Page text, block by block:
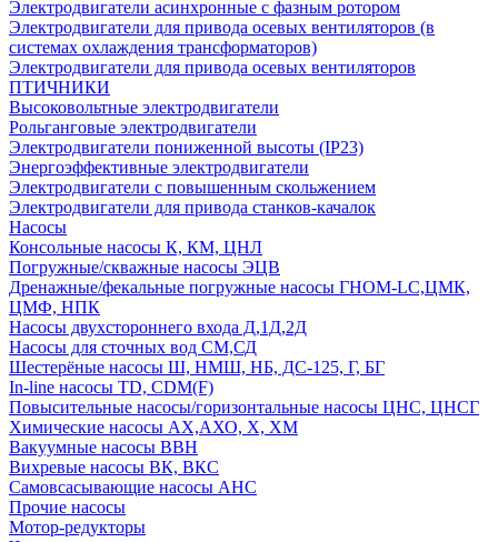
Электродвигатели асинхронные с фазным ротором
Электродвигатели для привода осевых вентиляторов (в
системах охлаждения трансформаторов)
Электродвигатели для привода осевых вентиляторов
ПТИЧНИКИ
Высоковольтные электродвигатели
Рольганговые электродвигатели
Электродвигатели пониженной высоты (IP23)
Энергоэффективные электродвигатели
Электродвигатели с повышенным скольжением
Электродвигатели для привода станков-качалок
Насосы
Консольные насосы К, КМ, ЦНЛ
Погружные/скважные насосы ЭЦВ
Дренажные/фекальные погружные насосы ГНОМ-LC,ЦМК,
ЦМФ, НПК
Насосы двухстороннего входа Д,1Д,2Д
Насосы для сточных вод СМ,СД
Шестерёные насосы Ш, НМШ, НБ, ДС-125, Г, БГ
In-line насосы TD, CDM(F)
Повысительные насосы/горизонтальные насосы ЦНС, ЦНСГ
Химические насосы АХ,АХО, Х, ХМ
Вакуумные насосы ВВН
Вихревые насосы ВК, ВКС
Самовсасывающие насосы АНС
Прочие насосы
Мотор-редукторы